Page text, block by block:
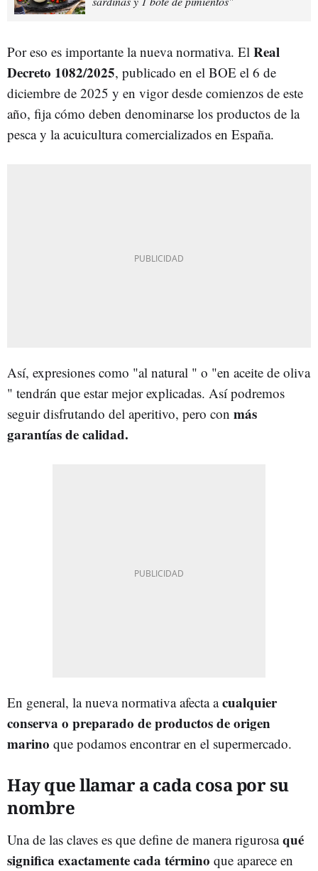
Por eso es importante la nueva normativa. El Real
Decreto 1082/2025, publicado en el BOE el 6 de
diciembre de 2025 y en vigor desde comienzos de este
año, fija cómo deben denominarse los productos de la
pesca y la acuicultura comercializados en España.
Así, expresiones como "al natural " o "en aceite de oliva
" tendrán que estar mejor explicadas. Así podremos
seguir disfrutando del aperitivo, pero con más
garantías de calidad.
En general, la nueva normativa afecta acualquier
conserva o preparado de productos de origen
marino que podamos encontrar en el supermercado.
Hay que llamar a cada cosa por su
nombre
Una de las claves es que define de manera rigurosaqué
significa exactamente cada término que aparece en